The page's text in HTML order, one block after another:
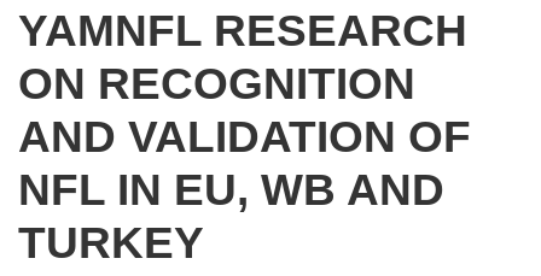
YAMNFL RESEARCH
ON RECOGNITION
AND VALIDATION OF
NFL IN EU, WB AND
TURKEY